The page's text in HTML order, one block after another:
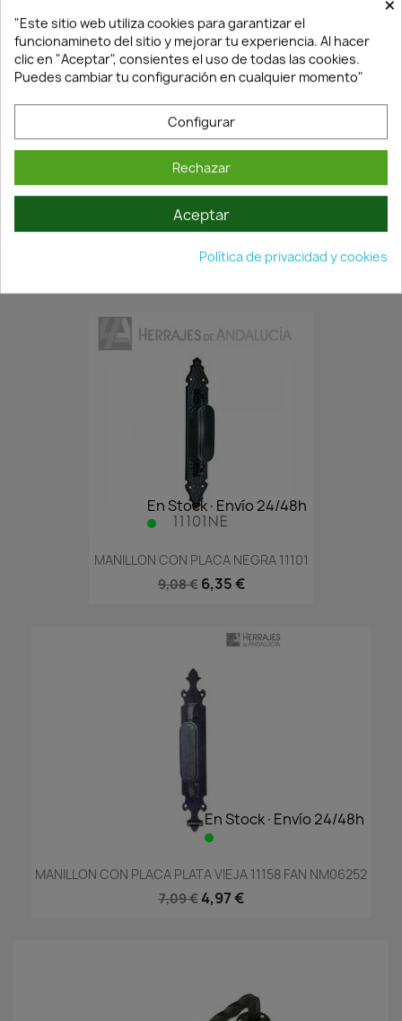
En Stock·Envío 24/48h
MANILLÓN CON PLACA DE ACERO Y TIRADOR ZAMAK NEGRO
En Stock·Envío 24/48h
MANILLON CON PLACA NEGRA 11101
9,08 € 6,35 €
En Stock·Envío 24/48h
MANILLON CON PLACA PLATA VIEJA 11158 FAN NM06252
7,09 € 4,97 €
"Este sitio web utiliza cookies para garantizar el
funcionamineto del sitio y mejorar tu experiencia. Al hacer
clic en "Aceptar", consientes el uso de todas las cookies.
Puedes cambiar tu configuración en cualquier momento"
Configurar
Rechazar
Aceptar
Política de privacidad y cookies